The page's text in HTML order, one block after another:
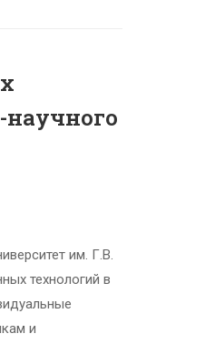
научного
им. Г.В.
технологий в
и